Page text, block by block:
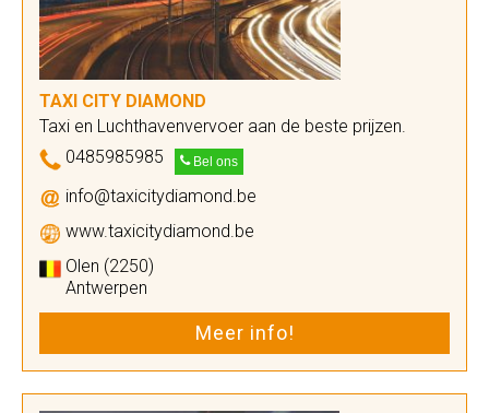
TAXI CITY DIAMOND
Taxi en Luchthavenvervoer aan de beste prijzen.
0485985985
Bel ons
info@taxicitydiamond.be
www.taxicitydiamond.be
Olen (2250)
Antwerpen
Meer info!